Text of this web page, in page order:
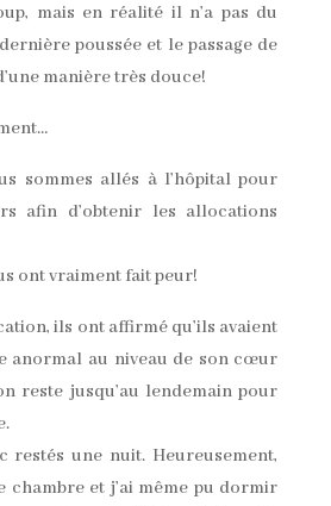
mais en réalité il n’a pas du
poussée et le passage de
manière très douce!
sommes allés à l’hôpital pour
afin d’obtenir les allocations
ont vraiment fait peur!
ils ont affirmé qu’ils avaient
anormal au niveau de son cœur
reste jusqu’au lendemain pour
restés une nuit. Heureusement,
chambre et j’ai même pu dormir